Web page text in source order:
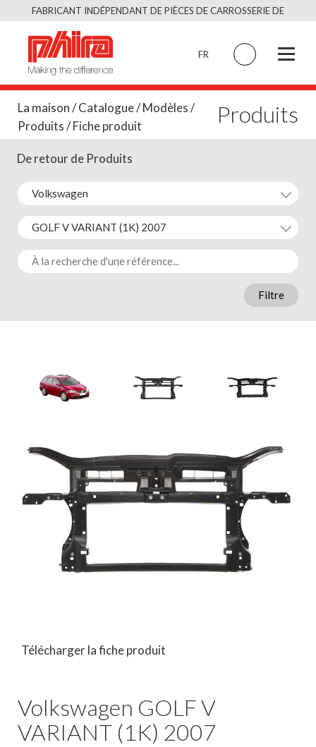
Skip
FABRICANT INDÉPENDANT DE PIÈCES DE CARROSSERIE DE
FR
La maison/Catalogue/Modèles/
Produits/ Fiche produit Produits
De retour de Produits
Filtre
Télécharger la fiche produit
Volkswagen GOLF V
VARIANT (1K) 2007